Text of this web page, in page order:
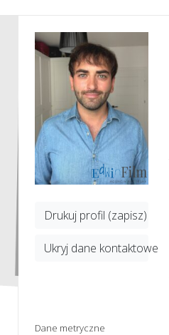
Drukuj profil (zapisz)
Ukryj dane kontaktowe
Dane metryczne